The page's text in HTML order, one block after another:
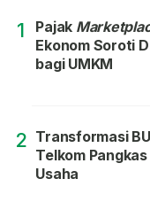
1 Pajak
Ekonom Soroti
bagi UMKM
2 Transformasi
Telkom
Usaha